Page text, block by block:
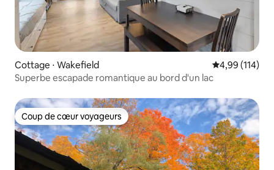
Cottage ⋅ Wakefield Évaluation
4,99 (114)
Superbe escapade romantique au bord d'un lac
Coup de cœur voyageurs
Coup de cœur voyageurs